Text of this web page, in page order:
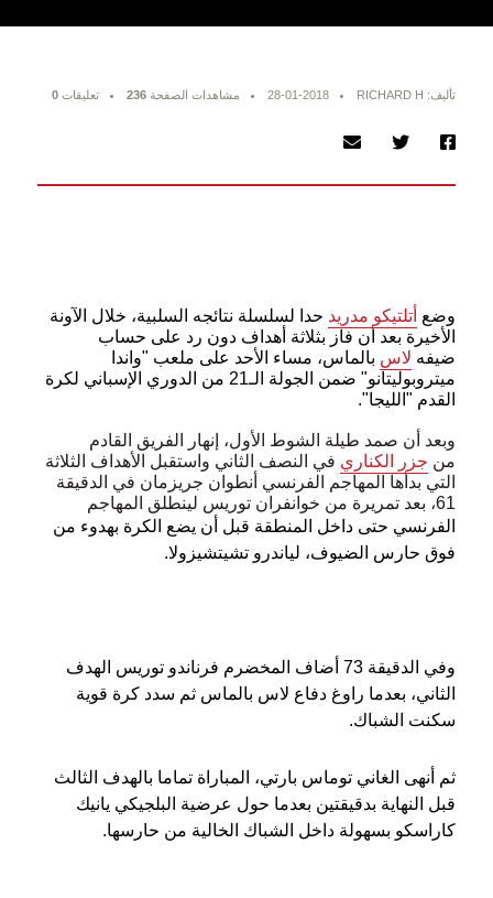
تأليف: RICHARD H 28-01-2018 مشاهدات الصفحة 236 تعليقات 0
وضع أتلتيكو مدريد حدا لسلسلة نتائجه السلبية، خلال الآونة
الأخيرة بعد أن فاز بثلاثة أهداف دون رد على حساب
ضيفه لاس بالماس، مساء الأحد على ملعب "واندا
ميتروبوليتانو" ضمن الجولة الـ21 من الدوري الإسباني لكرة
القدم "الليجا".
وبعد أن صمد طيلة الشوط الأول، إنهار الفريق القادم
من جزر الكناري في النصف الثاني واستقبل الأهداف الثلاثة
التي بدأها المهاجم الفرنسي أنطوان جريزمان في الدقيقة
61، بعد تمريرة من خوانفران توريس لينطلق المهاجم
الفرنسي حتى داخل المنطقة قبل أن يضع الكرة بهدوء من
فوق حارس الضيوف، لياندرو تشيتشيزولا.
وفي الدقيقة 73 أضاف المخضرم فرناندو توريس الهدف
الثاني، بعدما راوغ دفاع لاس بالماس ثم سدد كرة قوية
سكنت الشباك.
ثم أنهى الغاني توماس بارتي، المباراة تماما بالهدف الثالث
قبل النهاية بدقيقتين بعدما حول عرضية البلجيكي يانيك
كاراسكو بسهولة داخل الشباك الخالية من حارسها.